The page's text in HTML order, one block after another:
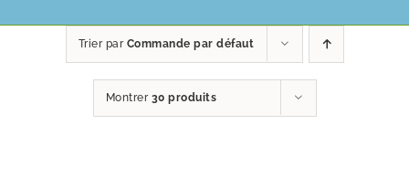
Trier par Commande par défaut
Montrer 30 produits